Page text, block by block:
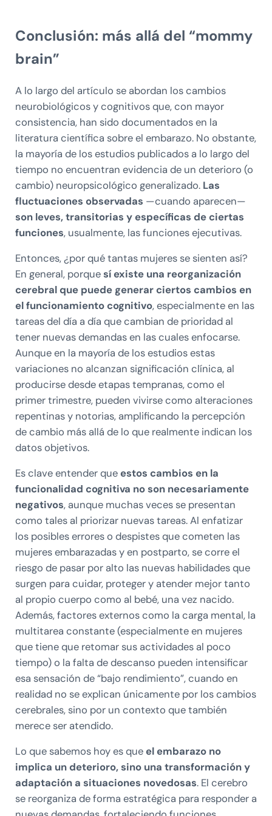
Conclusión: más allá del “mommy
brain”
A lo largo del artículo se abordan los cambios
neurobiológicos y cognitivos que, con mayor
consistencia, han sido documentados en la
literatura científica sobre el embarazo. No obstante,
la mayoría de los estudios publicados a lo largo del
tiempo no encuentran evidencia de un deterioro (o
cambio) neuropsicológico generalizado.Las
fluctuaciones observadas —cuando aparecen—
son leves, transitorias y específicas de ciertas
funciones, usualmente, las funciones ejecutivas.
Entonces, ¿por qué tantas mujeres se sienten así?
En general, porquesí existe una reorganización
cerebral que puede generar ciertos cambios en
el funcionamiento cognitivo, especialmente en las
tareas del día a día que cambian de prioridad al
tener nuevas demandas en las cuales enfocarse.
Aunque en la mayoría de los estudios estas
variaciones no alcanzan significación clínica, al
producirse desde etapas tempranas, como el
primer trimestre, pueden vivirse como alteraciones
repentinas y notorias, amplificando la percepción
de cambio más allá de lo que realmente indican los
datos objetivos.
Es clave entender que estos cambios en la
funcionalidad cognitiva no son necesariamente
negativos, aunque muchas veces se presentan
como tales al priorizar nuevas tareas. Al enfatizar
los posibles errores o despistes que cometen las
mujeres embarazadas y en postparto, se corre el
riesgo de pasar por alto las nuevas habilidades que
surgen para cuidar, proteger y atender mejor tanto
al propio cuerpo como al bebé, una vez nacido.
Además, factores externos como la carga mental, la
multitarea constante (especialmente en mujeres
que tiene que retomar sus actividades al poco
tiempo) o la falta de descanso pueden intensificar
esa sensación de “bajo rendimiento”, cuando en
realidad no se explican únicamente por los cambios
cerebrales, sino por un contexto que también
merece ser atendido.
Lo que sabemos hoy es que el embarazo no
implica un deterioro, sino una transformación y
adaptación a situaciones novedosas. El cerebro
se reorganiza de forma estratégica para responder a